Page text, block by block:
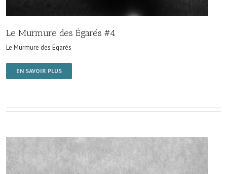
Le Murmure des Égarés #4
Le Murmure des Égarés
EN SAVOIR PLUS